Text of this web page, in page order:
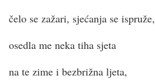
čelo se zažari, sjećanja se ispruže,
osedla me neka tiha sjeta
na te zime i bezbrižna ljeta,